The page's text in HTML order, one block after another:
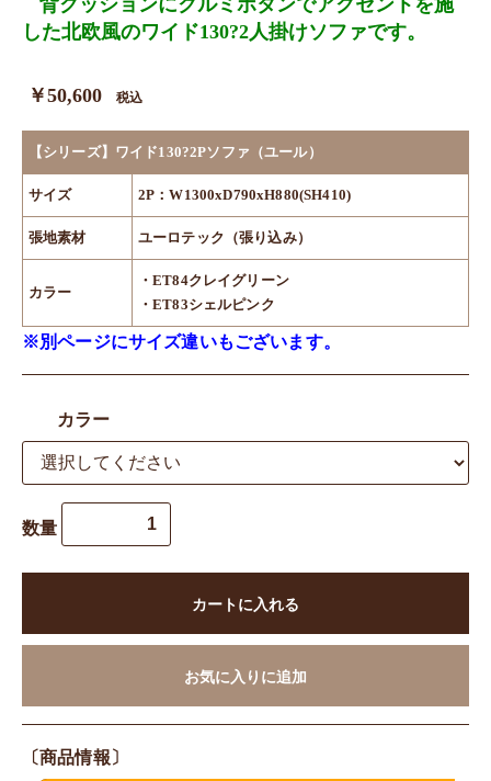
背クッションにクルミボタンでアクセントを施
した北欧風のワイド130?2人掛けソファです。
￥50,600 税込
【シリーズ】ワイド130?2Pソファ（ユール）
サイズ 2P：W1300xD790xH880(SH410)
張地素材 ユーロテック（張り込み）
カラー
・ET84クレイグリーン
・ET83シェルピンク
※別ページにサイズ違いもございます。
カラー
数量
カートに入れる
お気に入りに追加
〔商品情報〕